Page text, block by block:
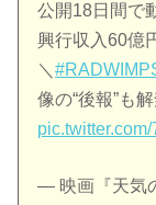
公開18日間で
興行収入60億
＼
像の“後報”も
— 映画『天気